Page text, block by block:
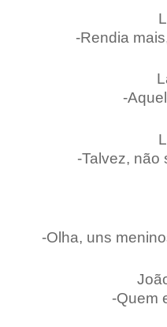
-Rendia
-
-Talvez, não
-Olha, uns
-Quem